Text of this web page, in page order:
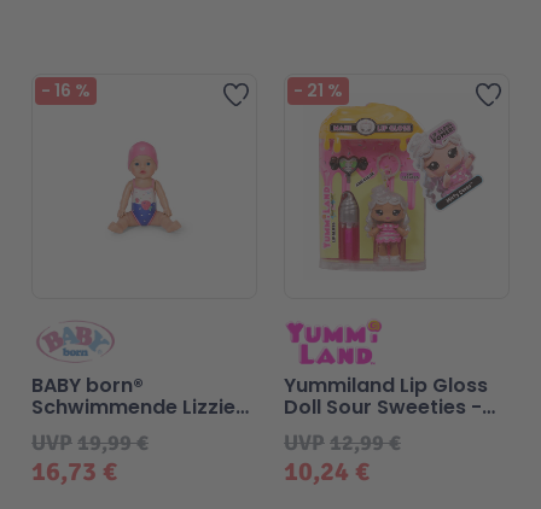
Zur Wunschliste hinzufügen
- 16 %
16,73 €
UVP19,99 €
BABY born®
Schwimmende Lizzie
30cm
Zur
- 21 %
10,24 €
UVP12,99 €
Yummiland Lip Gloss
Doll Sour Sweeties -
Misty Cakes